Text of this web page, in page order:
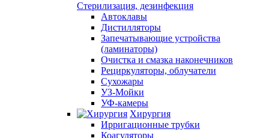
Стерилизация, дезинфекция
Автоклавы
Дистилляторы
Запечатывающие устройства
(ламинаторы)
Очистка и смазка наконечников
Рециркуляторы, облучатели
Сухожары
УЗ-Мойки
УФ-камеры
Хирургия
Ирригационные трубки
Коагуляторы